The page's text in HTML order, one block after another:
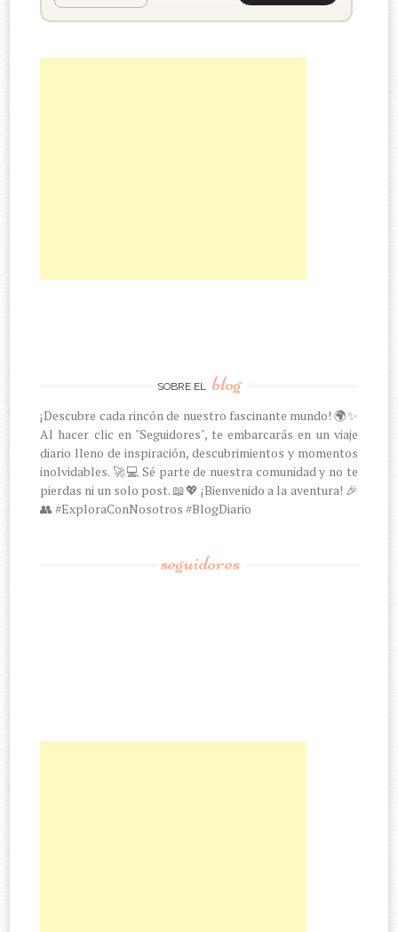
SOBRE EL blog
¡Descubre cada rincón de nuestro fascinante mundo! 🌍✨
Al hacer clic en "Seguidores", te embarcarás en un viaje
diario lleno de inspiración, descubrimientos y momentos
inolvidables. 🚀💻 Sé parte de nuestra comunidad y no te
pierdas ni un solo post. 📖💖 ¡Bienvenido a la aventura! 🎉
👥 #ExploraConNosotros #BlogDiario
seguidores